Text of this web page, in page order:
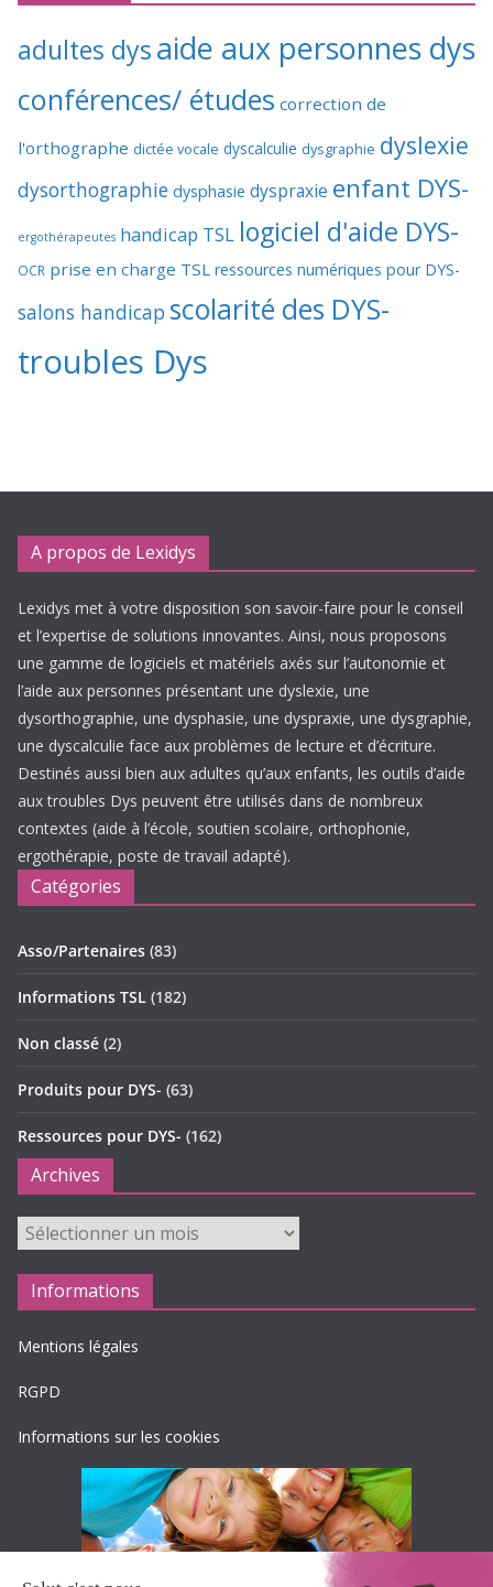
adultes dysaide aux personnes dys
conférences/ études correction de
l'orthographe dictée vocale dyscalculie dysgraphie dyslexie
dysorthographie dysphasie dyspraxie enfant DYS-
ergothérapeutes handicap TSL logiciel d'aide DYS-
OCR prise en charge TSL ressources numériques pour DYS-
salons handicap scolarité des DYS-
troubles Dys
A propos de Lexidys
Lexidys met à votre disposition son savoir-faire pour le conseil
et l’expertise de solutions innovantes. Ainsi, nous proposons
une gamme de logiciels et matériels axés sur l’autonomie et
l’aide aux personnes présentant une dyslexie, une
dysorthographie, une dysphasie, une dyspraxie, une dysgraphie,
une dyscalculie face aux problèmes de lecture et d’écriture.
Destinés aussi bien aux adultes qu’aux enfants, les outils d’aide
aux troubles Dys peuvent être utilisés dans de nombreux
contextes (aide à l’école, soutien scolaire, orthophonie,
ergothérapie, poste de travail adapté).
Catégories
Asso/Partenaires (83)
Informations TSL (182)
Non classé (2)
Produits pour DYS- (63)
Ressources pour DYS- (162)
Archives
Archives
Informations
Mentions légales
RGPD
Informations sur les cookies